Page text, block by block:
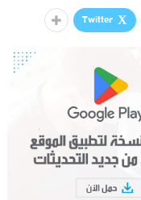
Twitter